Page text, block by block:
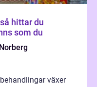
som du
växer